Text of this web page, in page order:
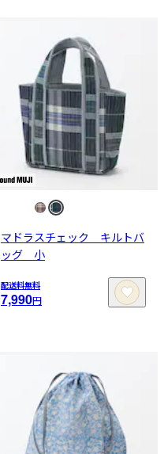
マドラスチェック キルトバ
ッグ 小
配送料無料
7,990円